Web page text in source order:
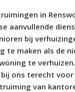
in
aanvullende
bij
te maken als de
te
ons terecht voor
van